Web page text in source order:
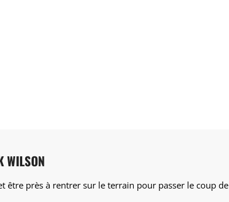
WILSON
être près à rentrer sur le terrain pour passer le coup de